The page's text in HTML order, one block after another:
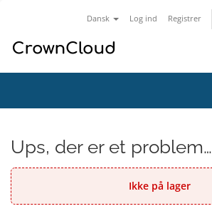
Dansk Log ind Registrer
Ups, der er et problem…
Ikke på lager